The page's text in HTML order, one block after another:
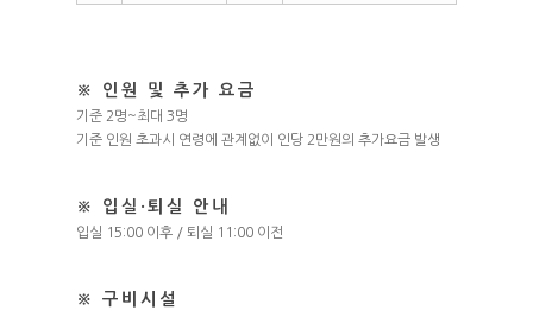
※ 인원 및 추가 요금
기준 2명~최대 3명
기준 인원 초과시 연령에 관계없이 인당 2만원의 추가요금 발생
※ 입실·퇴실 안내
입실 15:00 이후 / 퇴실 11:00 이전
※ 구비시설